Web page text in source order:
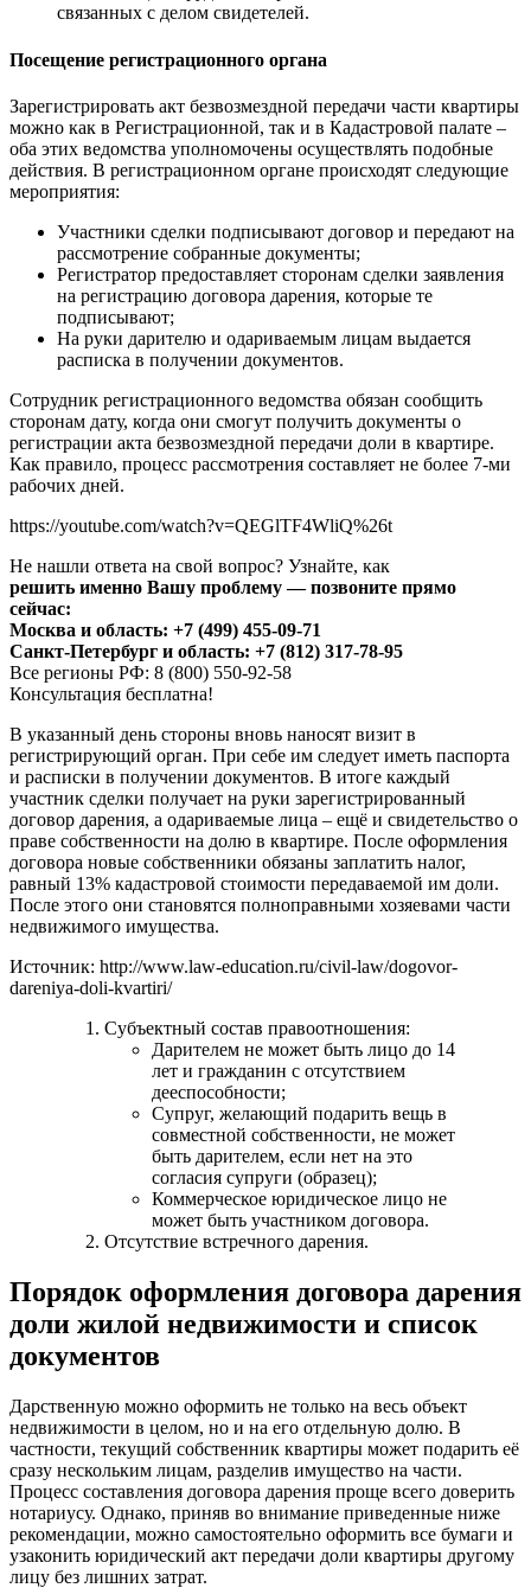
связанных с делом свидетелей.
Посещение регистрационного органа
Зарегистрировать акт безвозмездной передачи части квартиры
можно как в Регистрационной, так и в Кадастровой палате –
оба этих ведомства уполномочены осуществлять подобные
действия. В регистрационном органе происходят следующие
мероприятия:
Участники сделки подписывают договор и передают на
рассмотрение собранные документы;
Регистратор предоставляет сторонам сделки заявления
на регистрацию договора дарения, которые те
подписывают;
На руки дарителю и одариваемым лицам выдается
расписка в получении документов.
Сотрудник регистрационного ведомства обязан сообщить
сторонам дату, когда они смогут получить документы о
регистрации акта безвозмездной передачи доли в квартире.
Как правило, процесс рассмотрения составляет не более 7-ми
рабочих дней.
https://youtube.com/watch?v=QEGlTF4WliQ%26t
Не нашли ответа на свой вопрос? Узнайте, как
решить именно Вашу проблему — позвоните прямо
сейчас:
Москва и область: +7 (499) 455-09-71
Санкт-Петербург и область: +7 (812) 317-78-95
Все регионы РФ: 8 (800) 550-92-58
Консультация бесплатна!
В указанный день стороны вновь наносят визит в
регистрирующий орган. При себе им следует иметь паспорта
и расписки в получении документов. В итоге каждый
участник сделки получает на руки зарегистрированный
договор дарения, а одариваемые лица – ещё и свидетельство о
праве собственности на долю в квартире. После оформления
договора новые собственники обязаны заплатить налог,
равный 13% кадастровой стоимости передаваемой им доли.
После этого они становятся полноправными хозяевами части
недвижимого имущества.
Источник: http://www.law-education.ru/civil-law/dogovor-
dareniya-doli-kvartiri/
Субъектный состав правоотношения:
Дарителем не может быть лицо до 14
лет и гражданин с отсутствием
дееспособности;
Супруг, желающий подарить вещь в
совместной собственности, не может
быть дарителем, если нет на это
согласия супруги (образец);
Коммерческое юридическое лицо не
может быть участником договора.
Отсутствие встречного дарения.
Порядок оформления договора дарения
доли жилой недвижимости и список
документов
Дарственную можно оформить не только на весь объект
недвижимости в целом, но и на его отдельную долю. В
частности, текущий собственник квартиры может подарить её
сразу нескольким лицам, разделив имущество на части.
Процесс составления договора дарения проще всего доверить
нотариусу. Однако, приняв во внимание приведенные ниже
рекомендации, можно самостоятельно оформить все бумаги и
узаконить юридический акт передачи доли квартиры другому
лицу без лишних затрат.